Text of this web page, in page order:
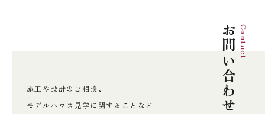
お問い合わせContact
施工や設計のご相談、
モデルハウス見学に関することなど